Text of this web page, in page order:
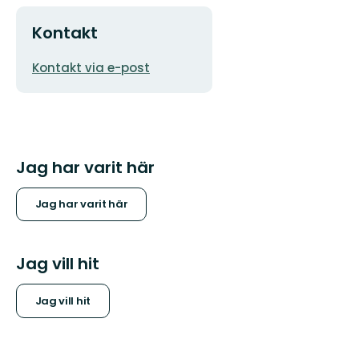
Kontakt
E-
Kontakt via e-post
Jag har varit här
Jag har varit här
Jag vill hit
Jag vill hit